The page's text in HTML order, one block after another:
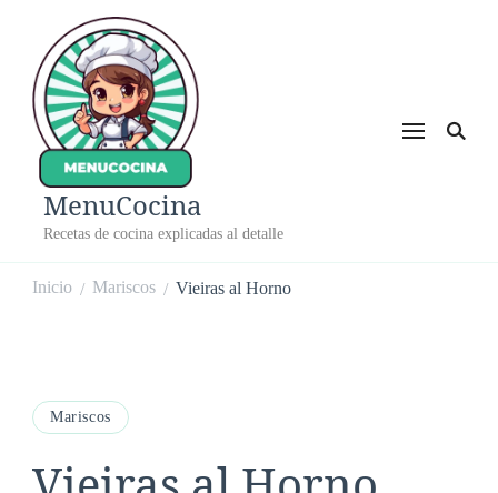
MenuCocina
Recetas de cocina explicadas al detalle
Inicio / Mariscos / Vieiras al Horno
Mariscos